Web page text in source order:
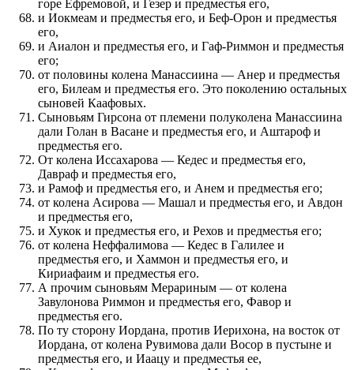
горе Ефремовой, и Гезер и предместья его,
и Иокмеам и предместья его, и Беф-Орон и предместья
его,
и Аиалон и предместья его, и Гаф-Риммон и предместья
его;
от половины колена Манассиина — Анер и предместья
его, Билеам и предместья его. Это поколению остальных
сыновей Каафовых.
Сыновьям Гирсона от племени полуколена Манассиина
дали Голан в Васане и предместья его, и Аштароф и
предместья его.
От колена Иссахарова — Кедес и предместья его,
Давраф и предместья его,
и Рамоф и предместья его, и Анем и предместья его;
от колена Асирова — Машал и предместья его, и Авдон
и предместья его,
и Хукок и предместья его, и Рехов и предместья его;
от колена Неффалимова — Кедес в Галилее и
предместья его, и Хаммон и предместья его, и
Кириафаим и предместья его.
А прочим сыновьям Мерариным — от колена
Завулонова Риммон и предместья его, Фавор и
предместья его.
По ту сторону Иордана, против Иерихона, на восток от
Иордана, от колена Рувимова дали Восор в пустыне и
предместья его, и Иаацу и предместья ее,